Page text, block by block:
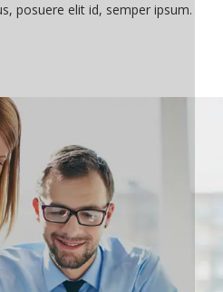
posuere elit id, semper ipsum.